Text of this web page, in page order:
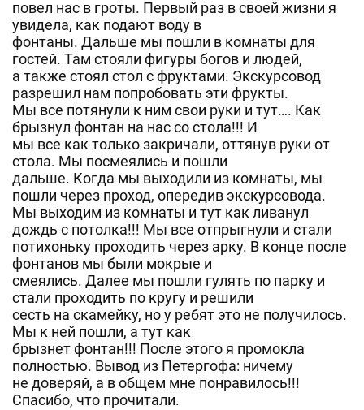
повел нас в гроты. Первый раз в своей жизни я
увидела, как подают воду в
фонтаны. Дальше мы пошли в комнаты для
гостей. Там стояли фигуры богов и людей,
а также стоял стол с фруктами. Экскурсовод
разрешил нам попробовать эти фрукты.
Мы все потянули к ним свои руки и тут…. Как
брызнул фонтан на нас со стола!!! И
мы все как только закричали, оттянув руки от
стола. Мы посмеялись и пошли
дальше. Когда мы выходили из комнаты, мы
пошли через проход, опередив экскурсовода.
Мы выходим из комнаты и тут как ливанул
дождь с потолка!!! Мы все отпрыгнули и стали
потихоньку проходить через арку. В конце после
фонтанов мы были мокрые и
смеялись. Далее мы пошли гулять по парку и
стали проходить по кругу и решили
сесть на скамейку, но у ребят это не получилось.
Мы к ней пошли, а тут как
брызнет фонтан!!! После этого я промокла
полностью. Вывод из Петергофа: ничему
не доверяй, а в общем мне понравилось!!!
Спасибо, что прочитали.